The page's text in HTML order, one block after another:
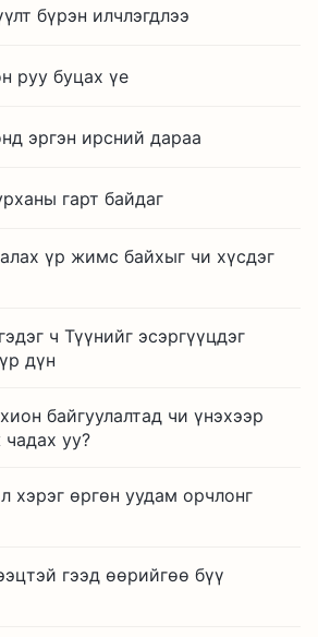
бүрэн илчлэгдлээ
руу буцах үе
эргэн ирсний дараа
гарт байдаг
үр жимс байхыг чи хүсдэг
ч Түүнийг эсэргүүцдэг
дүн
байгуулалтад чи үнэхээр
уу?
хэрэг өргөн уудам орчлонг
гээд өөрийгөө бүү